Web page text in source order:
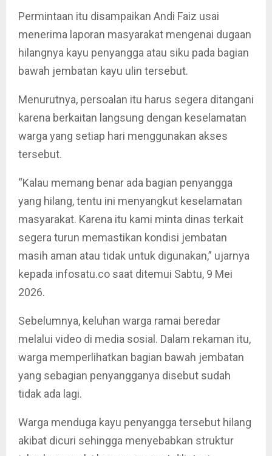
Permintaan itu disampaikan Andi Faiz usai
menerima laporan masyarakat mengenai dugaan
hilangnya kayu penyangga atau siku pada bagian
bawah jembatan kayu ulin tersebut.
Menurutnya, persoalan itu harus segera ditangani
karena berkaitan langsung dengan keselamatan
warga yang setiap hari menggunakan akses
tersebut.
“Kalau memang benar ada bagian penyangga
yang hilang, tentu ini menyangkut keselamatan
masyarakat. Karena itu kami minta dinas terkait
segera turun memastikan kondisi jembatan
masih aman atau tidak untuk digunakan,” ujarnya
kepada infosatu.co saat ditemui Sabtu, 9 Mei
2026.
Sebelumnya, keluhan warga ramai beredar
melalui video di media sosial. Dalam rekaman itu,
warga memperlihatkan bagian bawah jembatan
yang sebagian penyangganya disebut sudah
tidak ada lagi.
Warga menduga kayu penyangga tersebut hilang
akibat dicuri sehingga menyebabkan struktur